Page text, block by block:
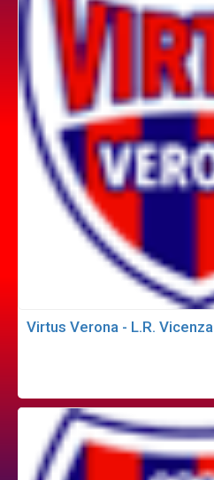
Virtus Verona - L.R. Vicenza